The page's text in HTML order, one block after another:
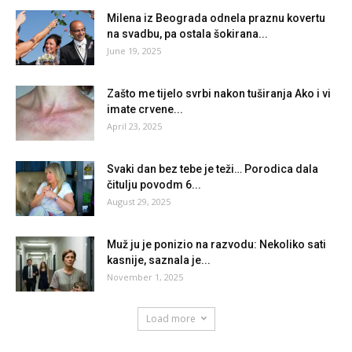
Milena iz Beograda odnela praznu kovertu
na svadbu, pa ostala šokirana...
June 19, 2025
Zašto me tijelo svrbi nakon tuširanja Ako i vi
imate crvene...
April 23, 2025
Svaki dan bez tebe je teži… Porodica dala
čitulju povodm 6...
August 29, 2025
Muž ju je ponizio na razvodu: Nekoliko sati
kasnije, saznala je...
November 1, 2025
Load more